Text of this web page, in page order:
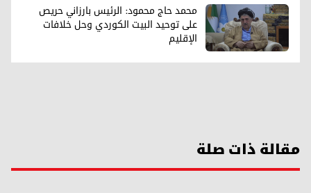
محمد حاج محمود: الرئيس بارزاني حريص
على توحيد البيت الكوردي وحل خلافات
الإقليم
مقالة ذات صلة